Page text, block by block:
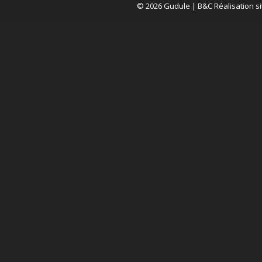
© 2026 Gudule | B&C Réalisation